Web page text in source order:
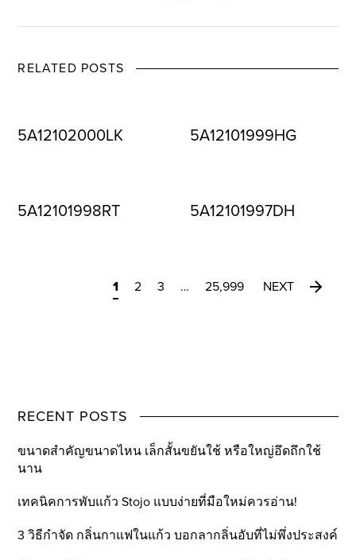
RELATED POSTS
5A12102000LK 5A12101999HG
5A12101998RT 5A12101997DH
1 2 3 … 25,999 NEXT
RECENT POSTS
ขนาดสำคัญขนาดไหน เล็กสั้นขยันใช้ หรือใหญ่อึดถึกใช้
นาน
เทคนิคการพับแก้ว Stojo แบบง่ายที่มือใหม่ควรอ่าน!
3 วิธีกำจัด กลิ่นกาแฟในแก้ว บอกลากลิ่นอับที่ไม่พึ่งประสงค์